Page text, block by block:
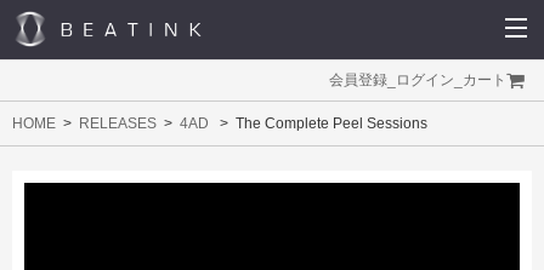
会員登録 ログイン カート
HOME RELEASES 4AD The Complete Peel Sessions